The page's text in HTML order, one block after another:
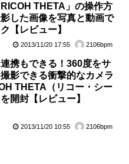
RICOH THETA」の操作方
した画像を写真と動画で
【レビュー】
2013/11/20 17:55 2106bpm
携もできる！360度をサ
影できる衝撃的なカメラ
THETA（リコー・シー
開封【レビュー】
2013/11/20 10:55 2106bpm